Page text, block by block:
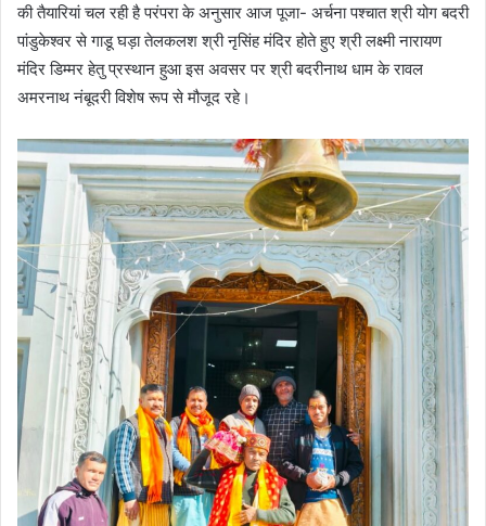
की तैयारियां चल रही है परंपरा के अनुसार आज पूजा- अर्चना पश्चात श्री योग बदरी
पांडुकेश्वर से गाडू घड़ा तेलकलश श्री नृसिंह मंदिर होते हुए श्री लक्ष्मी नारायण
मंदिर डिम्मर हेतु प्रस्थान हुआ इस अवसर पर श्री बदरीनाथ धाम के रावल
अमरनाथ नंबूदरी विशेष रूप से मौजूद रहे।